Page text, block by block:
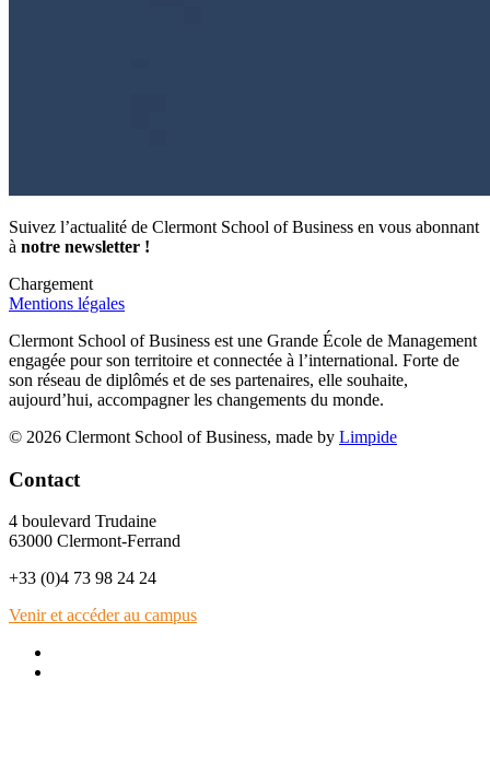
Suivez l’actualité de Clermont School of Business en vous abonnant
à notre newsletter !
Chargement
Mentions légales
Clermont School of Business est une Grande École de Management
engagée pour son territoire et connectée à l’international. Forte de
son réseau de diplômés et de ses partenaires, elle souhaite,
aujourd’hui, accompagner les changements du monde.
© 2026 Clermont School of Business, made by Limpide
Contact
4 boulevard Trudaine
63000 Clermont-Ferrand
+33 (0)4 73 98 24 24
Venir et accéder au campus